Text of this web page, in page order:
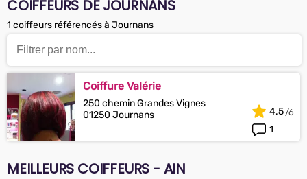
COIFFEURS DE JOURNANS
1 coiffeurs référencés à Journans
Coiffure Valérie
250 chemin Grandes Vignes
01250 Journans
1
4.5
MEILLEURS COIFFEURS - AIN